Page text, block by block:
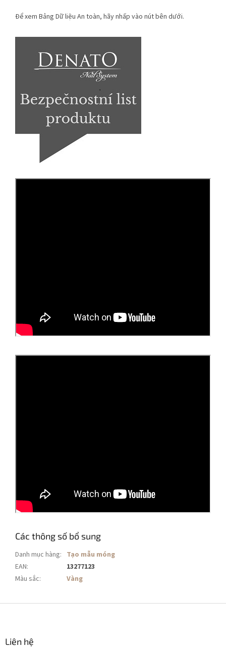
Để xem Bảng Dữ liệu An toàn, hãy nhấp vào nút bên dưới.
Các thông số bổ sung
Danh mục hàng: Tạo mẫu móng
EAN:
13277123
Màu sắc: Vàng
Liên hệ